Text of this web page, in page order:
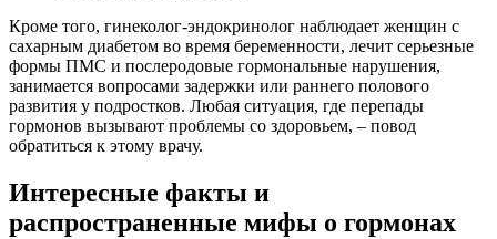
Кроме того, гинеколог-эндокринолог наблюдает женщин с
сахарным диабетом во время беременности, лечит серьезные
формы ПМС и послеродовые гормональные нарушения,
занимается вопросами задержки или раннего полового
развития у подростков. Любая ситуация, где перепады
гормонов вызывают проблемы со здоровьем, – повод
обратиться к этому врачу.
Интересные факты и
распространенные мифы о гормонах